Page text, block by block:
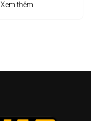
Xem thêm